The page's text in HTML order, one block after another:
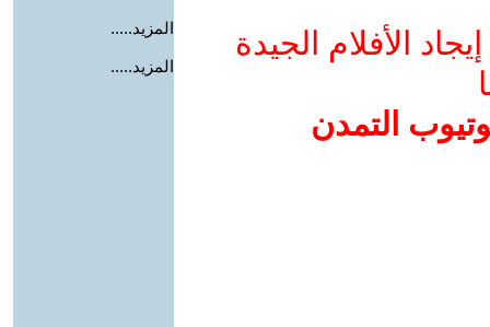
الأفلام الجيدة
التمدن
المزيد.....
المزيد.....